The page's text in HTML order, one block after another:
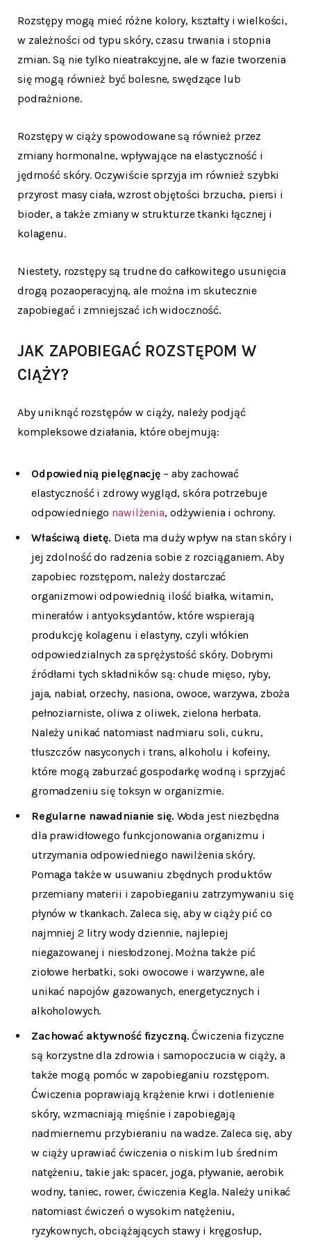
Rozstępy mogą mieć różne kolory, kształty i wielkości,
w zależności od typu skóry, czasu trwania i stopnia
zmian. Są nie tylko nieatrakcyjne, ale w fazie tworzenia
się mogą również być bolesne, swędzące lub
podrażnione.
Rozstępy w ciąży spowodowane są również przez
zmiany hormonalne, wpływające na elastyczność i
jędrność skóry. Oczywiście sprzyja im również szybki
przyrost masy ciała, wzrost objętości brzucha, piersi i
bioder, a także zmiany w strukturze tkanki łącznej i
kolagenu.
Niestety, rozstępy są trudne do całkowitego usunięcia
drogą pozaoperacyjną, ale można im skutecznie
zapobiegać i zmniejszać ich widoczność.
JAK ZAPOBIEGAĆ ROZSTĘPOM W
CIĄŻY?
Aby uniknąć rozstępów w ciąży, należy podjąć
kompleksowe działania, które obejmują:
Odpowiednią pielęgnację – aby zachować
elastyczność i zdrowy wygląd, skóra potrzebuje
odpowiedniego nawilżenia, odżywienia i ochrony.
Właściwą dietę. Dieta ma duży wpływ na stan skóry i
jej zdolność do radzenia sobie z rozciąganiem. Aby
zapobiec rozstępom, należy dostarczać
organizmowi odpowiednią ilość białka, witamin,
minerałów i antyoksydantów, które wspierają
produkcję kolagenu i elastyny, czyli włókien
odpowiedzialnych za sprężystość skóry. Dobrymi
źródłami tych składników są: chude mięso, ryby,
jaja, nabiał, orzechy, nasiona, owoce, warzywa, zboża
pełnoziarniste, oliwa z oliwek, zielona herbata.
Należy unikać natomiast nadmiaru soli, cukru,
tłuszczów nasyconych i trans, alkoholu i kofeiny,
które mogą zaburzać gospodarkę wodną i sprzyjać
gromadzeniu się toksyn w organizmie.
Regularne nawadnianie się. Woda jest niezbędna
dla prawidłowego funkcjonowania organizmu i
utrzymania odpowiedniego nawilżenia skóry.
Pomaga także w usuwaniu zbędnych produktów
przemiany materii i zapobieganiu zatrzymywaniu się
płynów w tkankach. Zaleca się, aby w ciąży pić co
najmniej 2 litry wody dziennie, najlepiej
niegazowanej i niesłodzonej. Można także pić
ziołowe herbatki, soki owocowe i warzywne, ale
unikać napojów gazowanych, energetycznych i
alkoholowych.
Zachować aktywność fizyczną. Ćwiczenia fizyczne
są korzystne dla zdrowia i samopoczucia w ciąży, a
także mogą pomóc w zapobieganiu rozstępom.
Ćwiczenia poprawiają krążenie krwi i dotlenienie
skóry, wzmacniają mięśnie i zapobiegają
nadmiernemu przybieraniu na wadze. Zaleca się, aby
w ciąży uprawiać ćwiczenia o niskim lub średnim
natężeniu, takie jak: spacer, joga, pływanie, aerobik
wodny, taniec, rower, ćwiczenia Kegla. Należy unikać
natomiast ćwiczeń o wysokim natężeniu,
ryzykownych, obciążających stawy i kręgosłup,